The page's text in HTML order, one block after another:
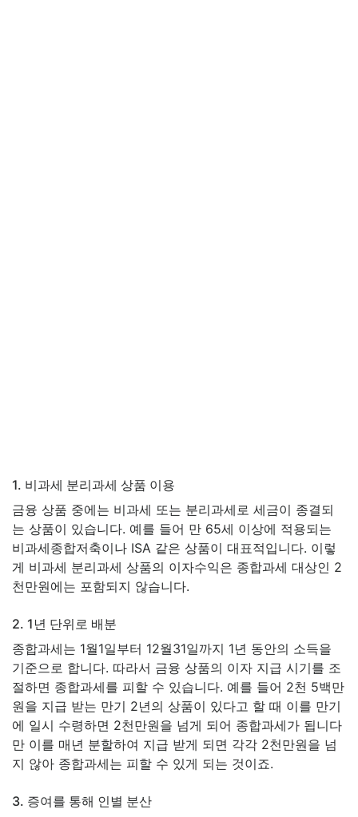
1. 비과세 분리과세 상품 이용
금융 상품 중에는 비과세 또는 분리과세로 세금이 종결되
는 상품이 있습니다. 예를 들어 만 65세 이상에 적용되는
비과세종합저축이나 ISA 같은 상품이 대표적입니다. 이렇
게 비과세 분리과세 상품의 이자수익은 종합과세 대상인 2
천만원에는 포함되지 않습니다.
2. 1년 단위로 배분
종합과세는 1월1일부터 12월31일까지 1년 동안의 소득을
기준으로 합니다. 따라서 금융 상품의 이자 지급 시기를 조
절하면 종합과세를 피할 수 있습니다. 예를 들어 2천 5백만
원을 지급 받는 만기 2년의 상품이 있다고 할 때 이를 만기
에 일시 수령하면 2천만원을 넘게 되어 종합과세가 됩니다
만 이를 매년 분할하여 지급 받게 되면 각각 2천만원을 넘
지 않아 종합과세는 피할 수 있게 되는 것이죠.
3. 증여를 통해 인별 분산